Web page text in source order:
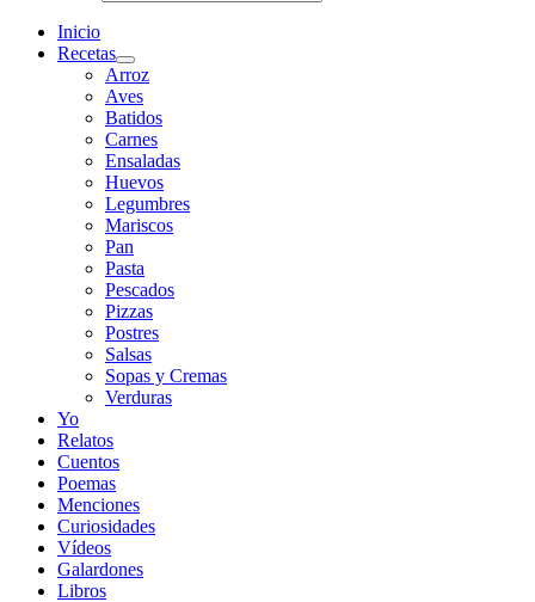
Inicio
Recetas
Arroz
Aves
Batidos
Carnes
Ensaladas
Huevos
Legumbres
Mariscos
Pan
Pasta
Pescados
Pizzas
Postres
Salsas
Sopas y Cremas
Verduras
Yo
Relatos
Cuentos
Poemas
Menciones
Curiosidades
Vídeos
Galardones
Libros